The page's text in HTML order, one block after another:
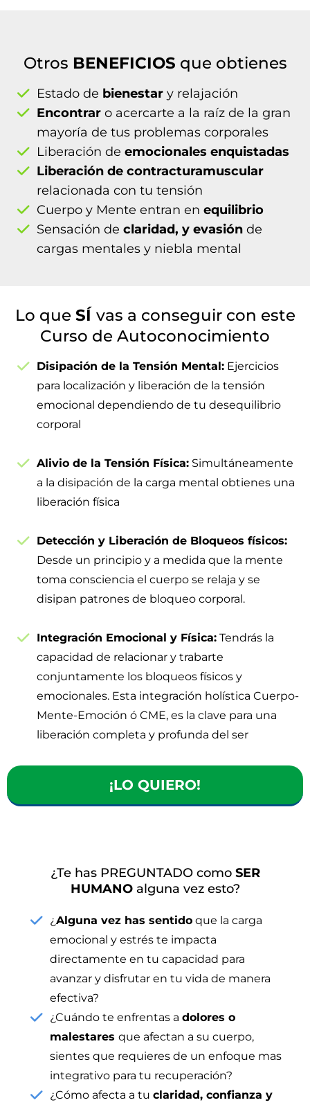
Otros BENEFICIOS que obtienes
Estado de bienestar y relajación
Encontrar o acercarte a la raíz de la gran
mayoría de tus problemas corporales
Liberación de emocionales enquistadas
Liberación de contracturamuscular
relacionada con tu tensión
Cuerpo y Mente entran en equilibrio
Sensación de claridad, y evasión de
cargas mentales y niebla mental
Lo que SÍ vas a conseguir con este
Curso de Autoconocimiento
Disipación de la Tensión Mental: Ejercicios
para localización y liberación de la tensión
emocional dependiendo de tu desequilibrio
corporal
Alivio de la Tensión Física: Simultáneamente
a la disipación de la carga mental obtienes una
liberación física
Detección y Liberación de Bloqueos físicos:
Desde un principio y a medida que la mente
toma consciencia el cuerpo se relaja y se
disipan patrones de bloqueo corporal.
Integración Emocional y Física: Tendrás la
capacidad de relacionar y trabarte
conjuntamente los bloqueos físicos y
emocionales. Esta integración holística Cuerpo-
Mente-Emoción ó CME, es la clave para una
liberación completa y profunda del ser
¡LO QUIERO!
¿Te has PREGUNTADO como SER
HUMANOalguna vez esto?
¿Alguna vez has sentido que la carga
emocional y estrés te impacta
directamente en tu capacidad para
avanzar y disfrutar en tu vida de manera
efectiva?
¿Cuándo te enfrentas a dolores o
malestares que afectan a su cuerpo,
sientes que requieres de un enfoque mas
integrativo para tu recuperación?
¿Cómo afecta a tu claridad, confianza y